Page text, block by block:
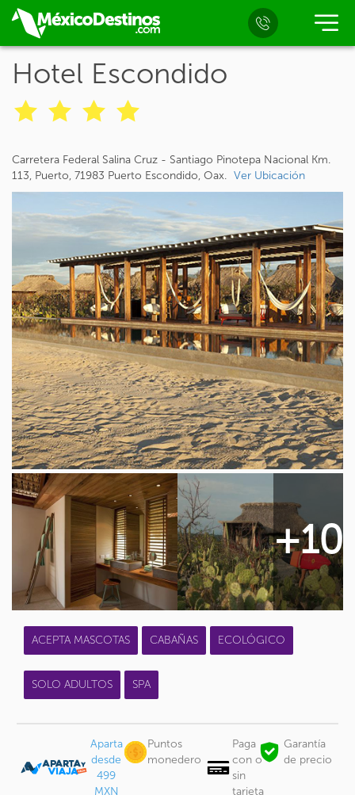
Hotel Escondido
Carretera Federal Salina Cruz - Santiago Pinotepa Nacional Km.
113, Puerto, 71983 Puerto Escondido, Oax. Ver Ubicación
+10
ACEPTA MASCOTAS CABAÑAS ECOLÓGICO
SOLO ADULTOS SPA
Aparta
desde
499
MXN
Puntos
monedero
Paga
con o
sin
tarjeta
Garantía
de precio